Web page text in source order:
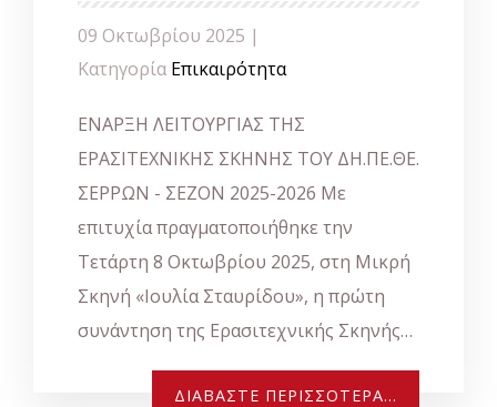
09 Οκτωβρίου 2025 |
Κατηγορία Επικαιρότητα
ΕΝΑΡΞΗ ΛΕΙΤΟΥΡΓΙΑΣ ΤΗΣ
ΕΡΑΣΙΤΕΧΝΙΚΗΣ ΣΚΗΝΗΣ ΤΟΥ ΔΗ.ΠΕ.ΘΕ.
ΣΕΡΡΩΝ - ΣΕΖΟΝ 2025-2026 Με
επιτυχία πραγματοποιήθηκε την
Τετάρτη 8 Οκτωβρίου 2025, στη Μικρή
Σκηνή «Ιουλία Σταυρίδου», η πρώτη
συνάντηση της Ερασιτεχνικής Σκηνής…
ΔΙΑΒΆΣΤΕ ΠΕΡΙΣΣΌΤΕΡΑ...